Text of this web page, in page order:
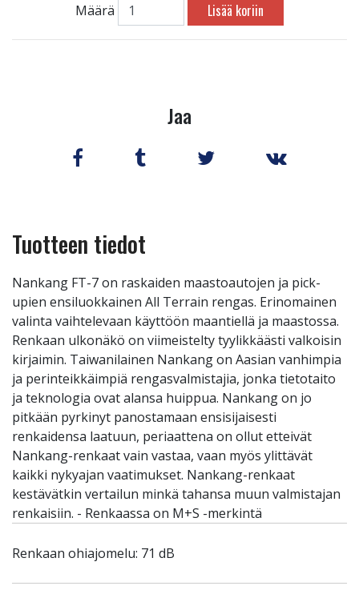
Määrä Lisää koriin
Jaa
Tuotteen tiedot
Nankang FT-7 on raskaiden maastoautojen ja pick-
upien ensiluokkainen All Terrain rengas. Erinomainen
valinta vaihtelevaan käyttöön maantiellä ja maastossa.
Renkaan ulkonäkö on viimeistelty tyylikkäästi valkoisin
kirjaimin. Taiwanilainen Nankang on Aasian vanhimpia
ja perinteikkäimpiä rengasvalmistajia, jonka tietotaito
ja teknologia ovat alansa huippua. Nankang on jo
pitkään pyrkinyt panostamaan ensisijaisesti
renkaidensa laatuun, periaattena on ollut etteivät
Nankang-renkaat vain vastaa, vaan myös ylittävät
kaikki nykyajan vaatimukset. Nankang-renkaat
kestävätkin vertailun minkä tahansa muun valmistajan
renkaisiin. - Renkaassa on M+S -merkintä
Renkaan ohiajomelu: 71 dB